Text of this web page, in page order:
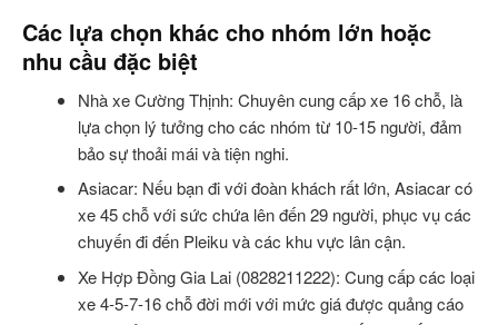
Các lựa chọn khác cho nhóm lớn hoặc
nhu cầu đặc biệt
Nhà xe Cường Thịnh: Chuyên cung cấp xe 16 chỗ, là
lựa chọn lý tưởng cho các nhóm từ 10-15 người, đảm
bảo sự thoải mái và tiện nghi.
Asiacar: Nếu bạn đi với đoàn khách rất lớn, Asiacar có
xe 45 chỗ với sức chứa lên đến 29 người, phục vụ các
chuyến đi đến Pleiku và các khu vực lân cận.
Xe Hợp Đồng Gia Lai (0828211222): Cung cấp các loại
xe 4-5-7-16 chỗ đời mới với mức giá được quảng cáo